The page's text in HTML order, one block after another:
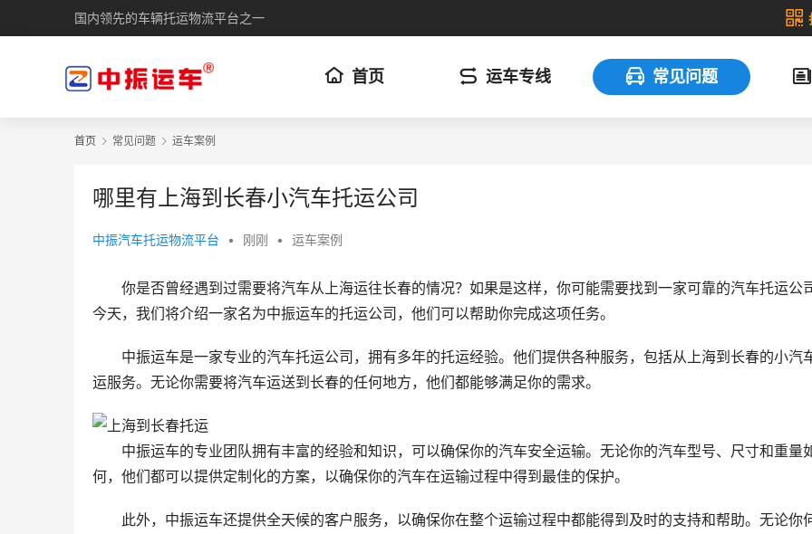
国内领先的车辆托运物流平台之一
首页 运车专线 常见问题
首页 常见问题 运车案例
哪里有上海到长春小汽车托运公司
中振汽车托运物流平台 • 刚刚 • 运车案例
你是否曾经遇到过需要将汽车从上海运往长春的情况？如果是这样，你可能需要找到一家可靠的汽车托运公司
今天，我们将介绍一家名为中振运车的托运公司，他们可以帮助你完成这项任务。
中振运车是一家专业的汽车托运公司，拥有多年的托运经验。他们提供各种服务，包括从上海到长春的小汽
运服务。无论你需要将汽车运送到长春的任何地方，他们都能够满足你的需求。
中振运车的专业团队拥有丰富的经验和知识，可以确保你的汽车安全运输。无论你的汽车型号、尺寸和重量
何，他们都可以提供定制化的方案，以确保你的汽车在运输过程中得到最佳的保护。
此外，中振运车还提供全天候的客户服务，以确保你在整个运输过程中都能得到及时的支持和帮助。无论你